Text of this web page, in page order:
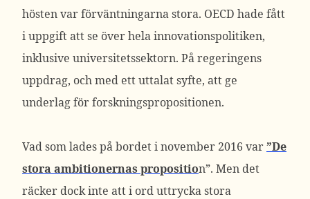
hösten var förväntningarna stora. OECD hade fått
i uppgift att se över hela innovationspolitiken,
inklusive universitetssektorn. På regeringens
uppdrag, och med ett uttalat syfte, att ge
underlag för forskningspropositionen.
Vad som lades på bordet i november 2016 var”De
stora ambitionernas proposition”. Men det
räcker dock inte att i ord uttrycka stora